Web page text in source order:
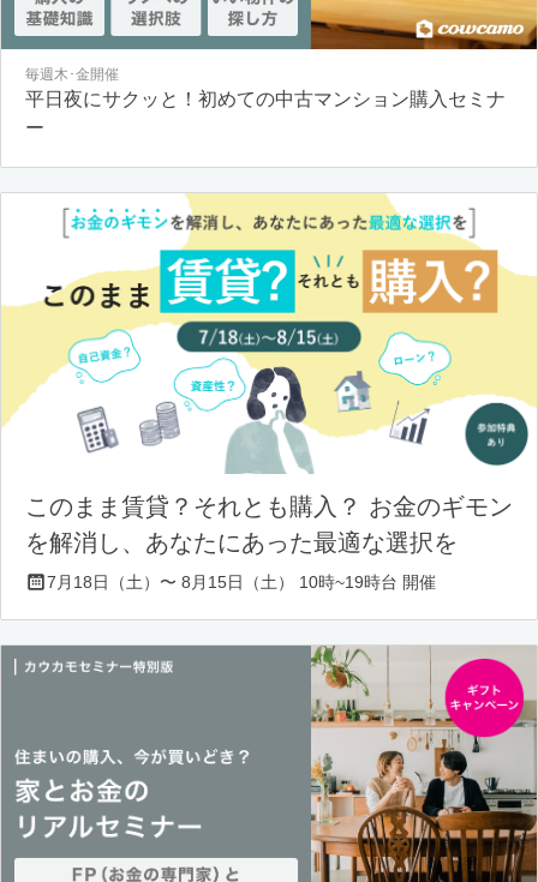
毎週木･金開催
平日夜にサクッと！初めての中古マンション購入セミナ
ー
このまま賃貸？それとも購入？ お金のギモン
を解消し、あなたにあった最適な選択を
7月18日（土）〜 8月15日（土） 10時~19時台 開催